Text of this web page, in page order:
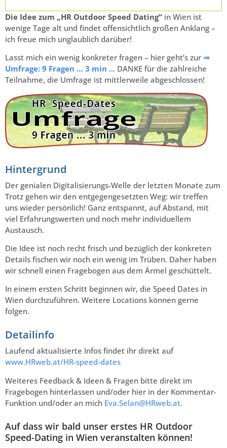
Die Idee zum „HR Outdoor Speed Dating“ in Wien ist
wenige Tage alt und findet offensichtlich großen Anklang –
ich freue mich unglaublich darüber!
Lasst mich ein wenig konkreter fragen – hier geht’s zur ⇒
Umfrage: 9 Fragen … 3 min … DANKE für die zahlreiche
Teilnahme, die Umfrage ist mittlerweile abgeschlossen!
Hintergrund
Der genialen Digitalisierungs-Welle der letzten Monate zum
Trotz gehen wir den entgegengesetzten Weg: wir treffen
uns wieder persönlich! Ganz entspannt, auf Abstand, mit
viel Erfahrungswerten und noch mehr individuellem
Austausch.
Die Idee ist noch recht frisch und bezüglich der konkreten
Details fischen wir noch ein wenig im Trüben. Daher haben
wir schnell einen Fragebogen aus dem Ärmel geschüttelt.
In einem ersten Schritt beginnen wir, die Speed Dates in
Wien durchzuführen. Weitere Locations können gerne
folgen.
Detailinfo
Laufend aktualisierte Infos findet ihr direkt auf
www.HRweb.at/HR-speed-dates
Weiteres Feedback & Ideen & Fragen bitte direkt im
Fragebogen hinterlassen und/oder hier in der Kommentar-
Funktion und/oder an mich Eva.Selan@HRweb.at.
Auf dass wir bald unser erstes HR Outdoor
Speed-Dating in Wien veranstalten können!